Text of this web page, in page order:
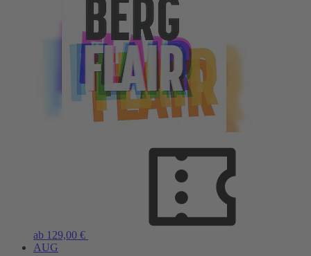
ab 129,00 €
AUG